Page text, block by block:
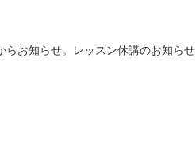
お知らせ。レッスン休講のお知らせ